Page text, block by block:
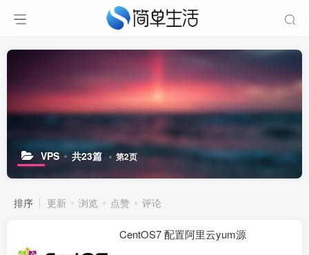
VPS 共23篇 第2页
排序 更新 浏览 点赞 评论
CentOS7 配置阿里云yum源